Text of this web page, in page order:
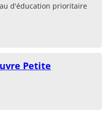
d'éducation prioritaire
Petite